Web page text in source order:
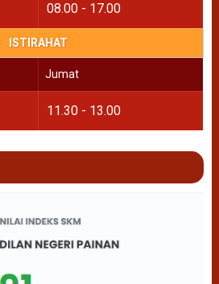
08.00 - 17.00
ISTIRAHAT
Jumat
11.30 - 13.00